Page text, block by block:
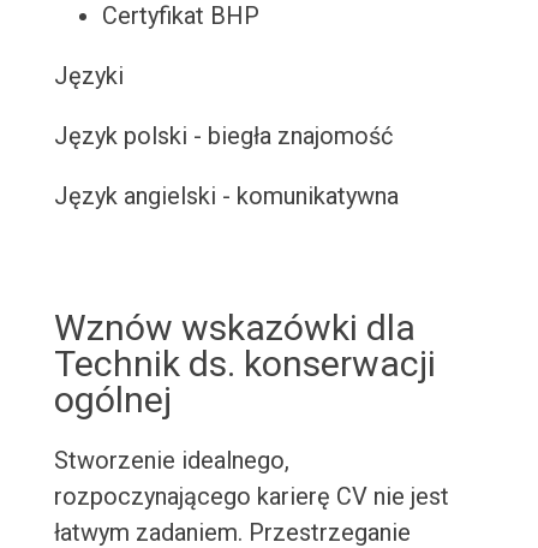
Certyfikat BHP
Języki
Język polski - biegła znajomość
Język angielski - komunikatywna
Wznów wskazówki dla
Technik ds. konserwacji
ogólnej
Stworzenie idealnego,
rozpoczynającego karierę CV nie jest
łatwym zadaniem. Przestrzeganie